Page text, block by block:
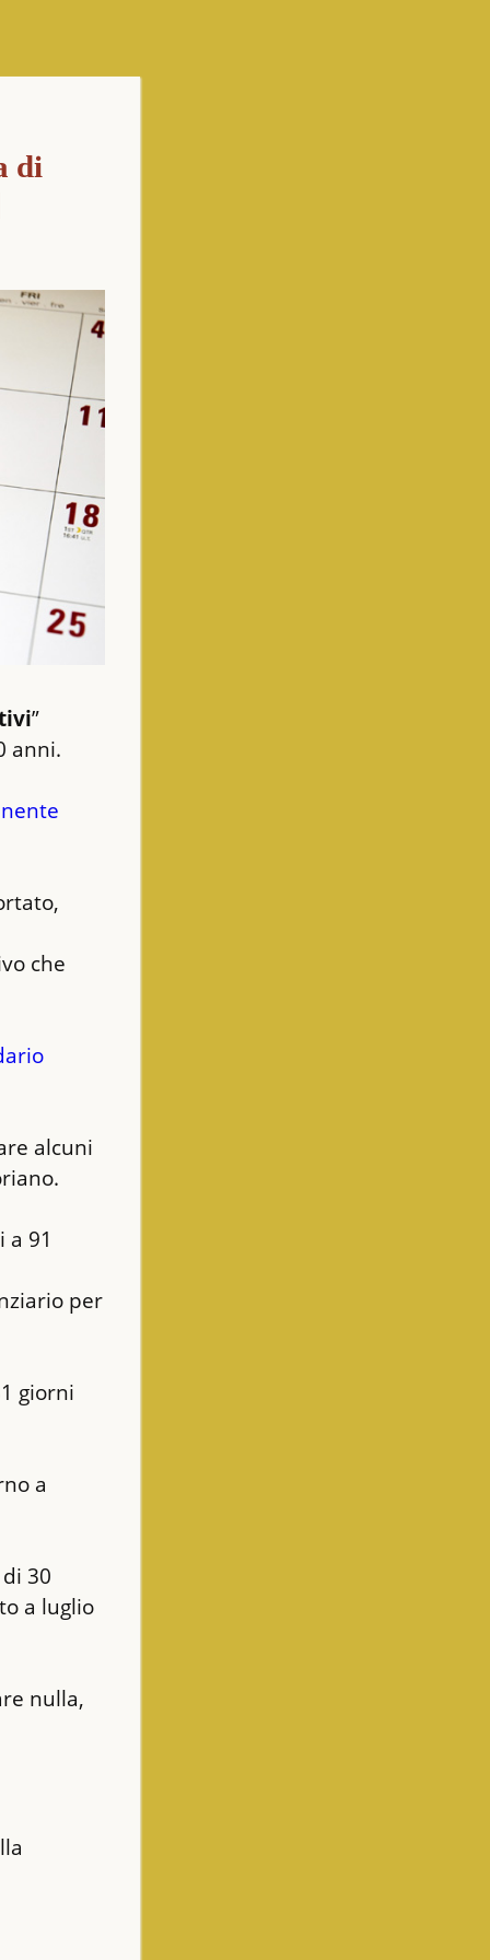
di
”
anni.
che
alcuni
91
per
giorni
a
30
a luglio
nulla,